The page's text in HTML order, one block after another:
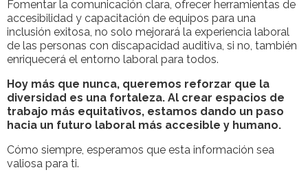
Fomentar la comunicación clara, ofrecer herramientas de
accesibilidad y capacitación de equipos para una
inclusión exitosa, no solo mejorará la experiencia laboral
de las personas con discapacidad auditiva, si no, también
enriquecerá el entorno laboral para todos.
Hoy más que nunca, queremos reforzar que la
diversidad es una fortaleza. Al crear espacios de
trabajo más equitativos, estamos dando un paso
hacia un futuro laboral más accesible y humano.
Cómo siempre, esperamos que esta información sea
valiosa para ti.